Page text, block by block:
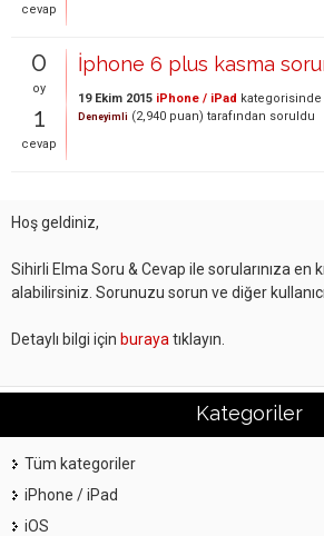
cevap
0
oy
1
cevap
İphone 6 plus kasma
19 Ekim 2015 iPhone / iPad kategorisinde
Deneyimli (2,940 puan) tarafından soruldu
Hoş geldiniz,
Sihirli Elma Soru & Cevap ile sorularınıza en
alabilirsiniz. Sorunuzu sorun ve diğer
Detaylı bilgi için buraya tıklayın.
Kategoriler
Tüm kategoriler
iPhone / iPad
iOS